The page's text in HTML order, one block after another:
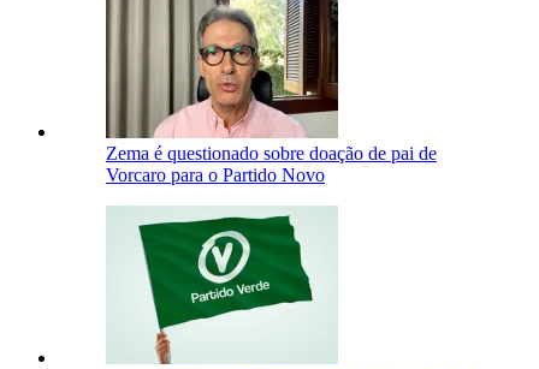
Zema é questionado sobre doação de pai de
Vorcaro para o Partido Novo